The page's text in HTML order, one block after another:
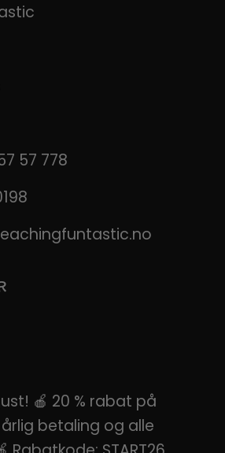
57 778
🍎 20 % rabat på
betaling og alle